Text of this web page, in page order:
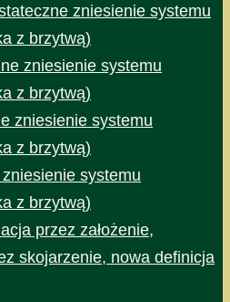
zniesienie systemu
z brzytwą)
zniesienie systemu
z brzytwą)
zniesienie systemu
z brzytwą)
systemu
z brzytwą)
przez założenie,
skojarzenie, nowa definicja